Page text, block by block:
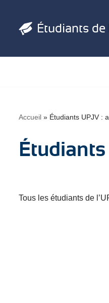
Aller
contenu
Étudiants de
Accueil » Étudiants UPJV :
Tous les étudiants de